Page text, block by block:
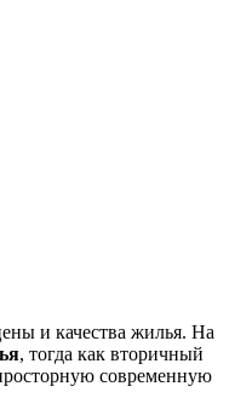
и качества жилья. На
, тогда как вторичный
современную